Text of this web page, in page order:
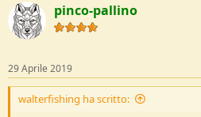
pinco-pallino
29 Aprile 2019
walterfishing ha scritto: